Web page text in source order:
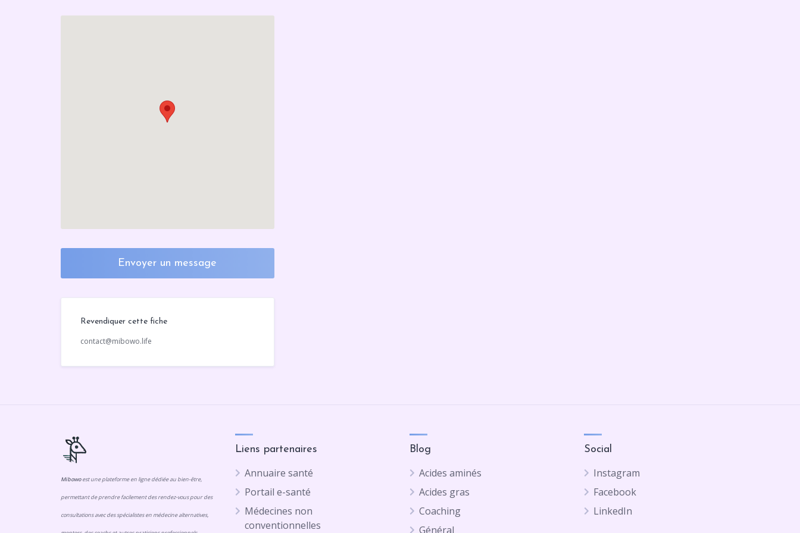
Envoyer un message
Revendiquer cette fiche
contact@mibowo.life
Mibowoest une plateforme en ligne dédiée au bien-être,
permettant de prendre facilement des rendez-vous pour des
consultations avec des spécialistes en médecine alternatives,
Liens partenaires
Annuaire santé
Portail e-santé
Médecines non
conventionnelles
Blog
Acides aminés
Acides gras
Coaching
Général
Social
Instagram
Facebook
LinkedIn